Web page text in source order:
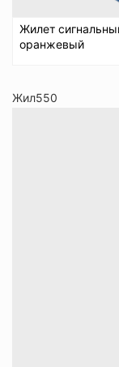
Жилет
оранжевый
Жил550